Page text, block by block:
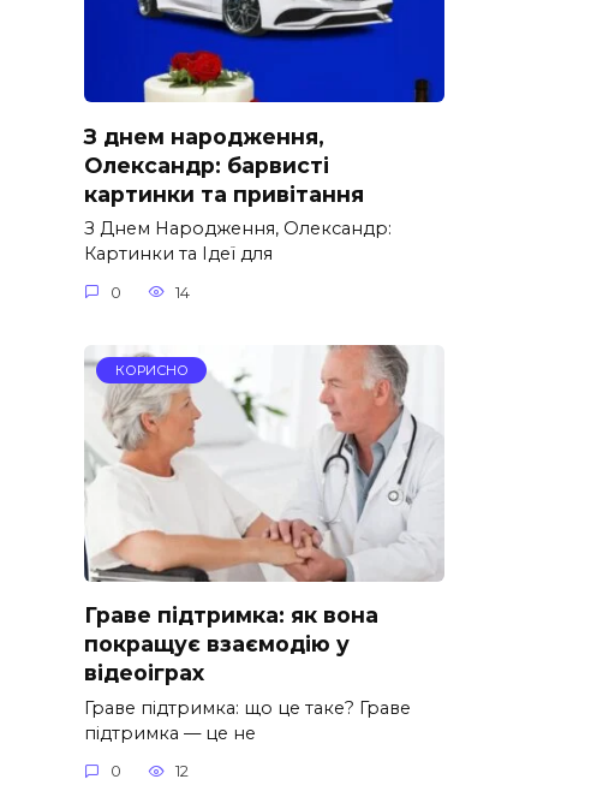
З днем народження,
Олександр: барвисті
картинки та привітання
З Днем Народження, Олександр:
Картинки та Ідеї для
0 14
КОРИСНО
Граве підтримка: як вона
покращує взаємодію у
відеоіграх
Граве підтримка: що це таке? Граве
підтримка — це не
0 12